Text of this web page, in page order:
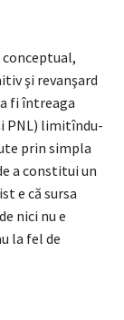
şi revanşard
fi întreaga
PNL) limitîndu-
prin simpla
a constitui un
e că sursa
nici nu e
la fel de